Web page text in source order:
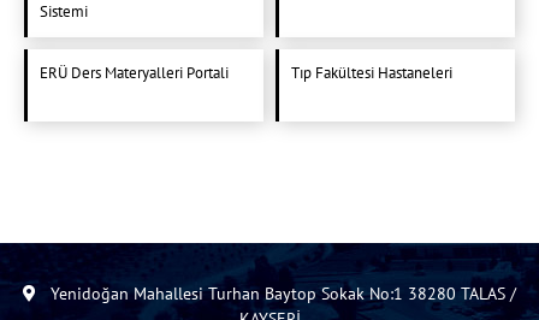
Sistemi
ERÜ Ders Materyalleri Portali Tıp Fakültesi Hastaneleri
Yenidoğan Mahallesi Turhan Baytop Sokak No:1 38280 TALAS /